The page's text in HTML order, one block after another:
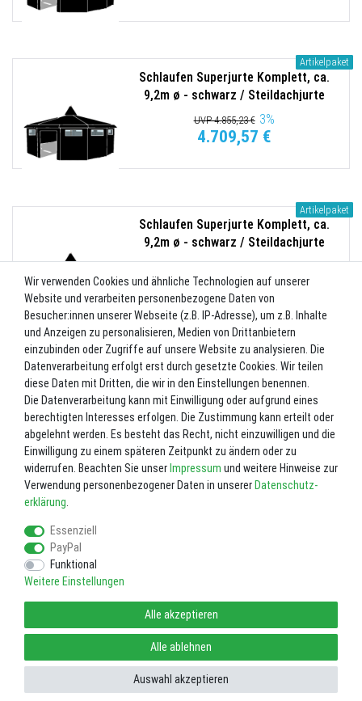
Artikelpaket
Schlaufen Superjurte Komplett, ca.
9,2m ø - schwarz / Steildachjurte
285/300g/qm
UVP 4.855,23 € 3%
4.709,57 €
Artikelpaket
Schlaufen Superjurte Komplett, ca.
9,2m ø - schwarz / Steildachjurte
340g/qm3%
4.834,51 €
Artikelpaket
Schlaufen Superjurte Planenset
komplett, ca. 9,2m ø - schwarz /
Steildachjurte 340g/qm
UVP 4.376,33 € 3%
4.245,04 €
Impressum
Widerrufs­recht Vertrag widerrufen
Wir verwenden Cookies und ähnliche Technologien auf unserer
Website und verarbeiten personenbezogene Daten von
Besucher:innen unserer Webseite (z.B. IP-Adresse), um z.B. Inhalte
und Anzeigen zu personalisieren, Medien von Drittanbietern
einzubinden oder Zugriffe auf unsere Website zu analysieren. Die
Datenverarbeitung erfolgt erst durch gesetzte Cookies. Wir teilen
diese Daten mit Dritten, die wir in den Einstellungen benennen.
Die Datenverarbeitung kann mit Einwilligung oder aufgrund eines
berechtigten Interesses erfolgen. Die Zustimmung kann erteilt oder
abgelehnt werden. Es besteht das Recht, nicht einzuwilligen und die
Einwilligung zu einem späteren Zeitpunkt zu ändern oder zu
widerrufen. Beachten Sie unser Impressum und weitere Hinweise zur
Verwendung personenbezogener Daten in unserer Daten­schutz­
erklärung
Essenziell
PayPal
Funktional
Weitere Einstellungen
Alle akzeptieren
Alle ablehnen
Auswahl akzeptieren